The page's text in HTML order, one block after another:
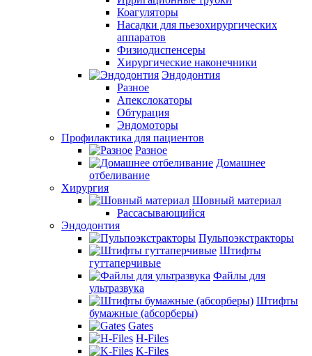
Коагуляторы
Насадки для пьезохирургических
аппаратов
Физиодиспенсеры
Хирургические наконечники
Эндодонтия
Разное
Апекслокаторы
Обтурация
Эндомоторы
Профилактика для пациентов
Разное
Домашнее
отбеливание
Хирургия
Шовный материал
Рассасывающийся
Эндодонтия
Пульпоэкстракторы
Штифты
гуттаперчивые
Файлы для
ультразвука
Штифты
бумажные (абсорберы)
Gates
H-Files
K-Files